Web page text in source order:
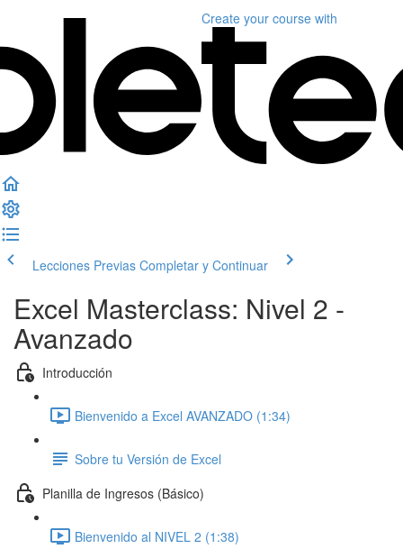
Create your course with
Lecciones Previas Completar y Continuar
Excel Masterclass: Nivel 2 -
Avanzado
Introducción
Bienvenido a Excel AVANZADO (1:34)
Sobre tu Versión de Excel
Planilla de Ingresos (Básico)
Bienvenido al NIVEL 2 (1:38)